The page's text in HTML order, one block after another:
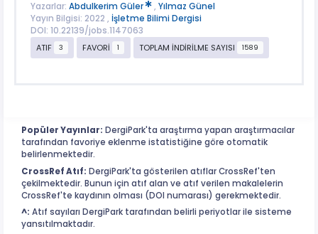
Yazarlar: Abdulkerim Güler , Yılmaz Günel
Yayın Bilgisi: 2022 , İşletme Bilimi Dergisi
DOI: 10.22139/jobs.1147063
ATIF
3 FAVORİ 1 TOPLAM İNDİRİLME SAYISI 1589
Popüler Yayınlar: DergiPark'ta araştırma yapan araştırmacılar
tarafından favoriye eklenme istatistiğine göre otomatik
belirlenmektedir.
CrossRef Atıf: DergiPark'ta gösterilen atıflar CrossRef'ten
çekilmektedir. Bunun için atıf alan ve atıf verilen makalelerin
CrossRef'te kaydının olması (DOI numarası) gerekmektedir.
^: Atıf sayıları DergiPark tarafından belirli periyotlar ile sisteme
yansıtılmaktadır.